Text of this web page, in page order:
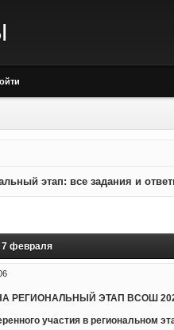
этап: все задания и
7 февраля
РЕГИОНАЛЬНЫЙ ЭТАП ВСОШ
участия в региональном